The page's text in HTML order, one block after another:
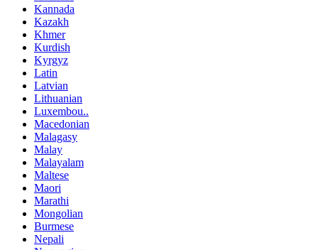
Kannada
Kazakh
Khmer
Kurdish
Kyrgyz
Latin
Latvian
Lithuanian
Luxembou..
Macedonian
Malagasy
Malay
Malayalam
Maltese
Maori
Marathi
Mongolian
Burmese
Nepali